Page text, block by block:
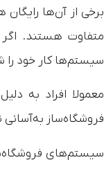
برخی از آن‌‌ها
متفاوت هستند. اگر
سیستم‌ها کار خود را
معمولا افراد به
فروشگاه‌ساز
سیستم‌های